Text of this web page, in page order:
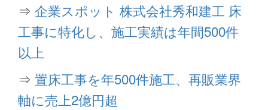
⇒ 企業スポット 株式会社秀和建工 床
工事に特化し、施工実績は年間500件
以上
⇒ 置床工事を年500件施工、再販業界
軸に売上2億円超